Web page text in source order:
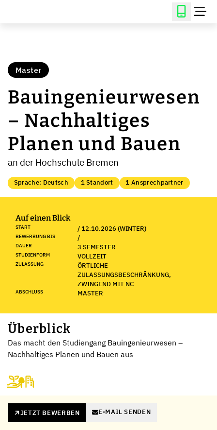
Master
Bauingenieurwesen
– Nachhaltiges
Planen und Bauen
an der Hochschule Bremen
Sprache: Deutsch 1 Standort 1 Ansprechpartner
Auf einen Blick
START / 12.10.2026 (WINTER)
BEWERBUNG BIS /
DAUER 3 SEMESTER
STUDIENFORM VOLLZEIT
ZULASSUNG
ÖRTLICHE
ZULASSUNGSBESCHRÄNKUNG,
ZWINGEND MIT NC
ABSCHLUSS MASTER
Überblick
Das macht den Studiengang Bauingenieurwesen –
Nachhaltiges Planen und Bauen aus
JETZT BEWERBEN E-MAIL SENDEN